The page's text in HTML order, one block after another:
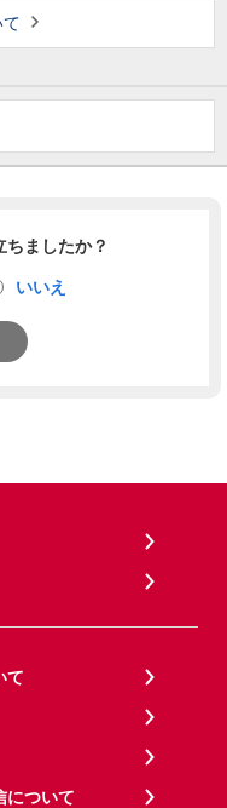
ちましたか？
いいえ
て
について